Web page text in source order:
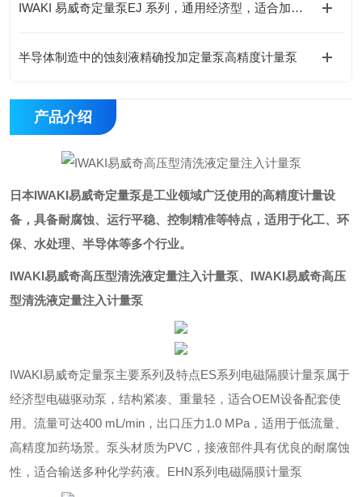
IWAKI 易威奇定量泵EJ 系列，通用经济型，适合加药场景
半导体制造中的蚀刻液精确投加定量泵高精度计量泵
产品介绍
日本IWAKI易威奇定量泵是工业领域广泛使用的高精度计量设
备，具备耐腐蚀、运行平稳、控制精准等特点，适用于化工、环
保、水处理、半导体等多个行业。
IWAKI易威奇高压型清洗液定量注入计量泵、 IWAKI易威奇高压
型清洗液定量注入计量泵
IWAKI易威奇定量泵主要系列及特点‌ES系列电磁隔膜计量泵‌属于
经济型电磁驱动泵，结构紧凑、重量轻，适合OEM设备配套使
用。流量可达400 mL/min，出口压力1.0 MPa，适用于低流量、
高精度加药场景。泵头材质为PVC，接液部件具有优良的耐腐蚀
性，适合输送多种化学药液。‌EHN系列电磁隔膜计量泵‌